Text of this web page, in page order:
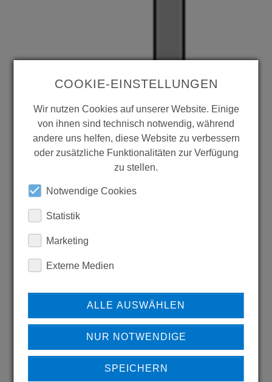
COOKIE-EINSTELLUNGEN
Wir nutzen Cookies auf unserer Website. Einige
von ihnen sind technisch notwendig, während
andere uns helfen, diese Website zu verbessern
oder zusätzliche Funktionalitäten zur Verfügung
zu stellen.
Notwendige Cookies
Statistik
Marketing
Externe Medien
ALLE AUSWÄHLEN
NUR NOTWENDIGE
SPEICHERN